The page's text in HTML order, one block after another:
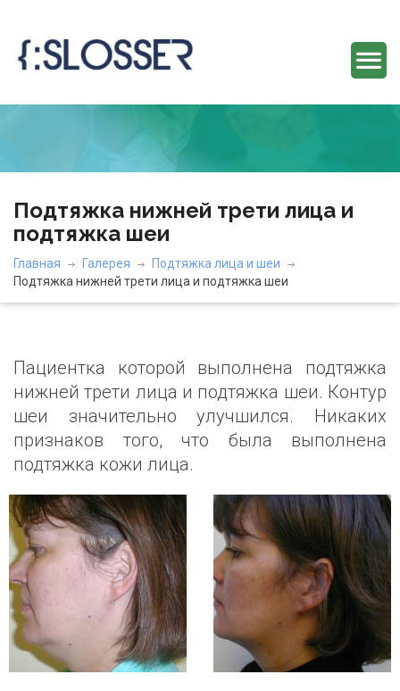
Подтяжка нижней трети лица и
подтяжка шеи
Главная Галерея
Подтяжка лица и шеи
Подтяжка нижней трети лица и подтяжка шеи
Пациентка которой выполнена подтяжка
нижней трети лица и подтяжка шеи. Контур
шеи значительно улучшился. Никаких
признаков того, что была выполнена
подтяжка кожи лица.